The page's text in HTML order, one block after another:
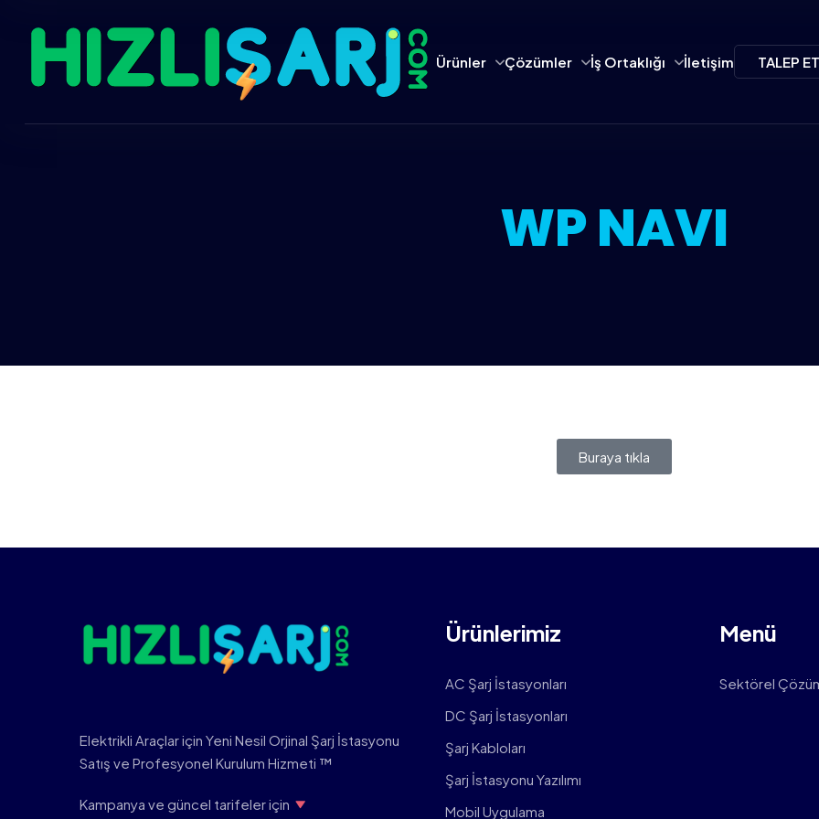
Ürünler Çözümler İş Ortaklığı İletişim TALEP ET
WP NAVI
Buraya tıkla
Elektrikli Araçlar için Yeni Nesil Orjinal Şarj İstasyonu
Satış ve Profesyonel Kurulum Hizmeti ™
Kampanya ve güncel tarifeler için
Ürünlerimiz
AC Şarj İstasyonları
DC Şarj İstasyonları
Şarj Kabloları
Şarj İstasyonu Yazılımı
Mobil Uygulama
Menü
Sektörel